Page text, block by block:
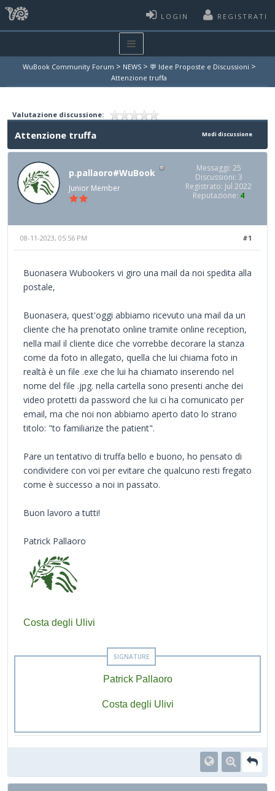
LOGIN REGISTRATI
WuBook Community Forum > NEWS > 💬 Idee Proposte e Discussioni >
Attenzione truffa
Valutazione discussione:
Modi discussione
Attenzione truffa
p.pallaoro#WuBook
Junior Member
Messaggi: 25
Discussioni: 3
Registrato: Jul 2022
Reputazione: 4
#1
08-11-2023, 05:56 PM
Buonasera Wubookers vi giro una mail da noi spedita alla
postale,
Buonasera, quest'oggi abbiamo ricevuto una mail da un
cliente che ha prenotato online tramite online reception,
nella mail il cliente dice che vorrebbe decorare la stanza
come da foto in allegato, quella che lui chiama foto in
realtà è un file .exe che lui ha chiamato inserendo nel
nome del file .jpg. nella cartella sono presenti anche dei
video protetti da password che lui ci ha comunicato per
email, ma che noi non abbiamo aperto dato lo strano
titolo: "to familiarize the patient".
Pare un tentativo di truffa bello e buono, ho pensato di
condividere con voi per evitare che qualcuno resti fregato
come è successo a noi in passato.
Buon lavoro a tutti!
Patrick Pallaoro
Costa degli Ulivi
Patrick Pallaoro
Costa degli Ulivi